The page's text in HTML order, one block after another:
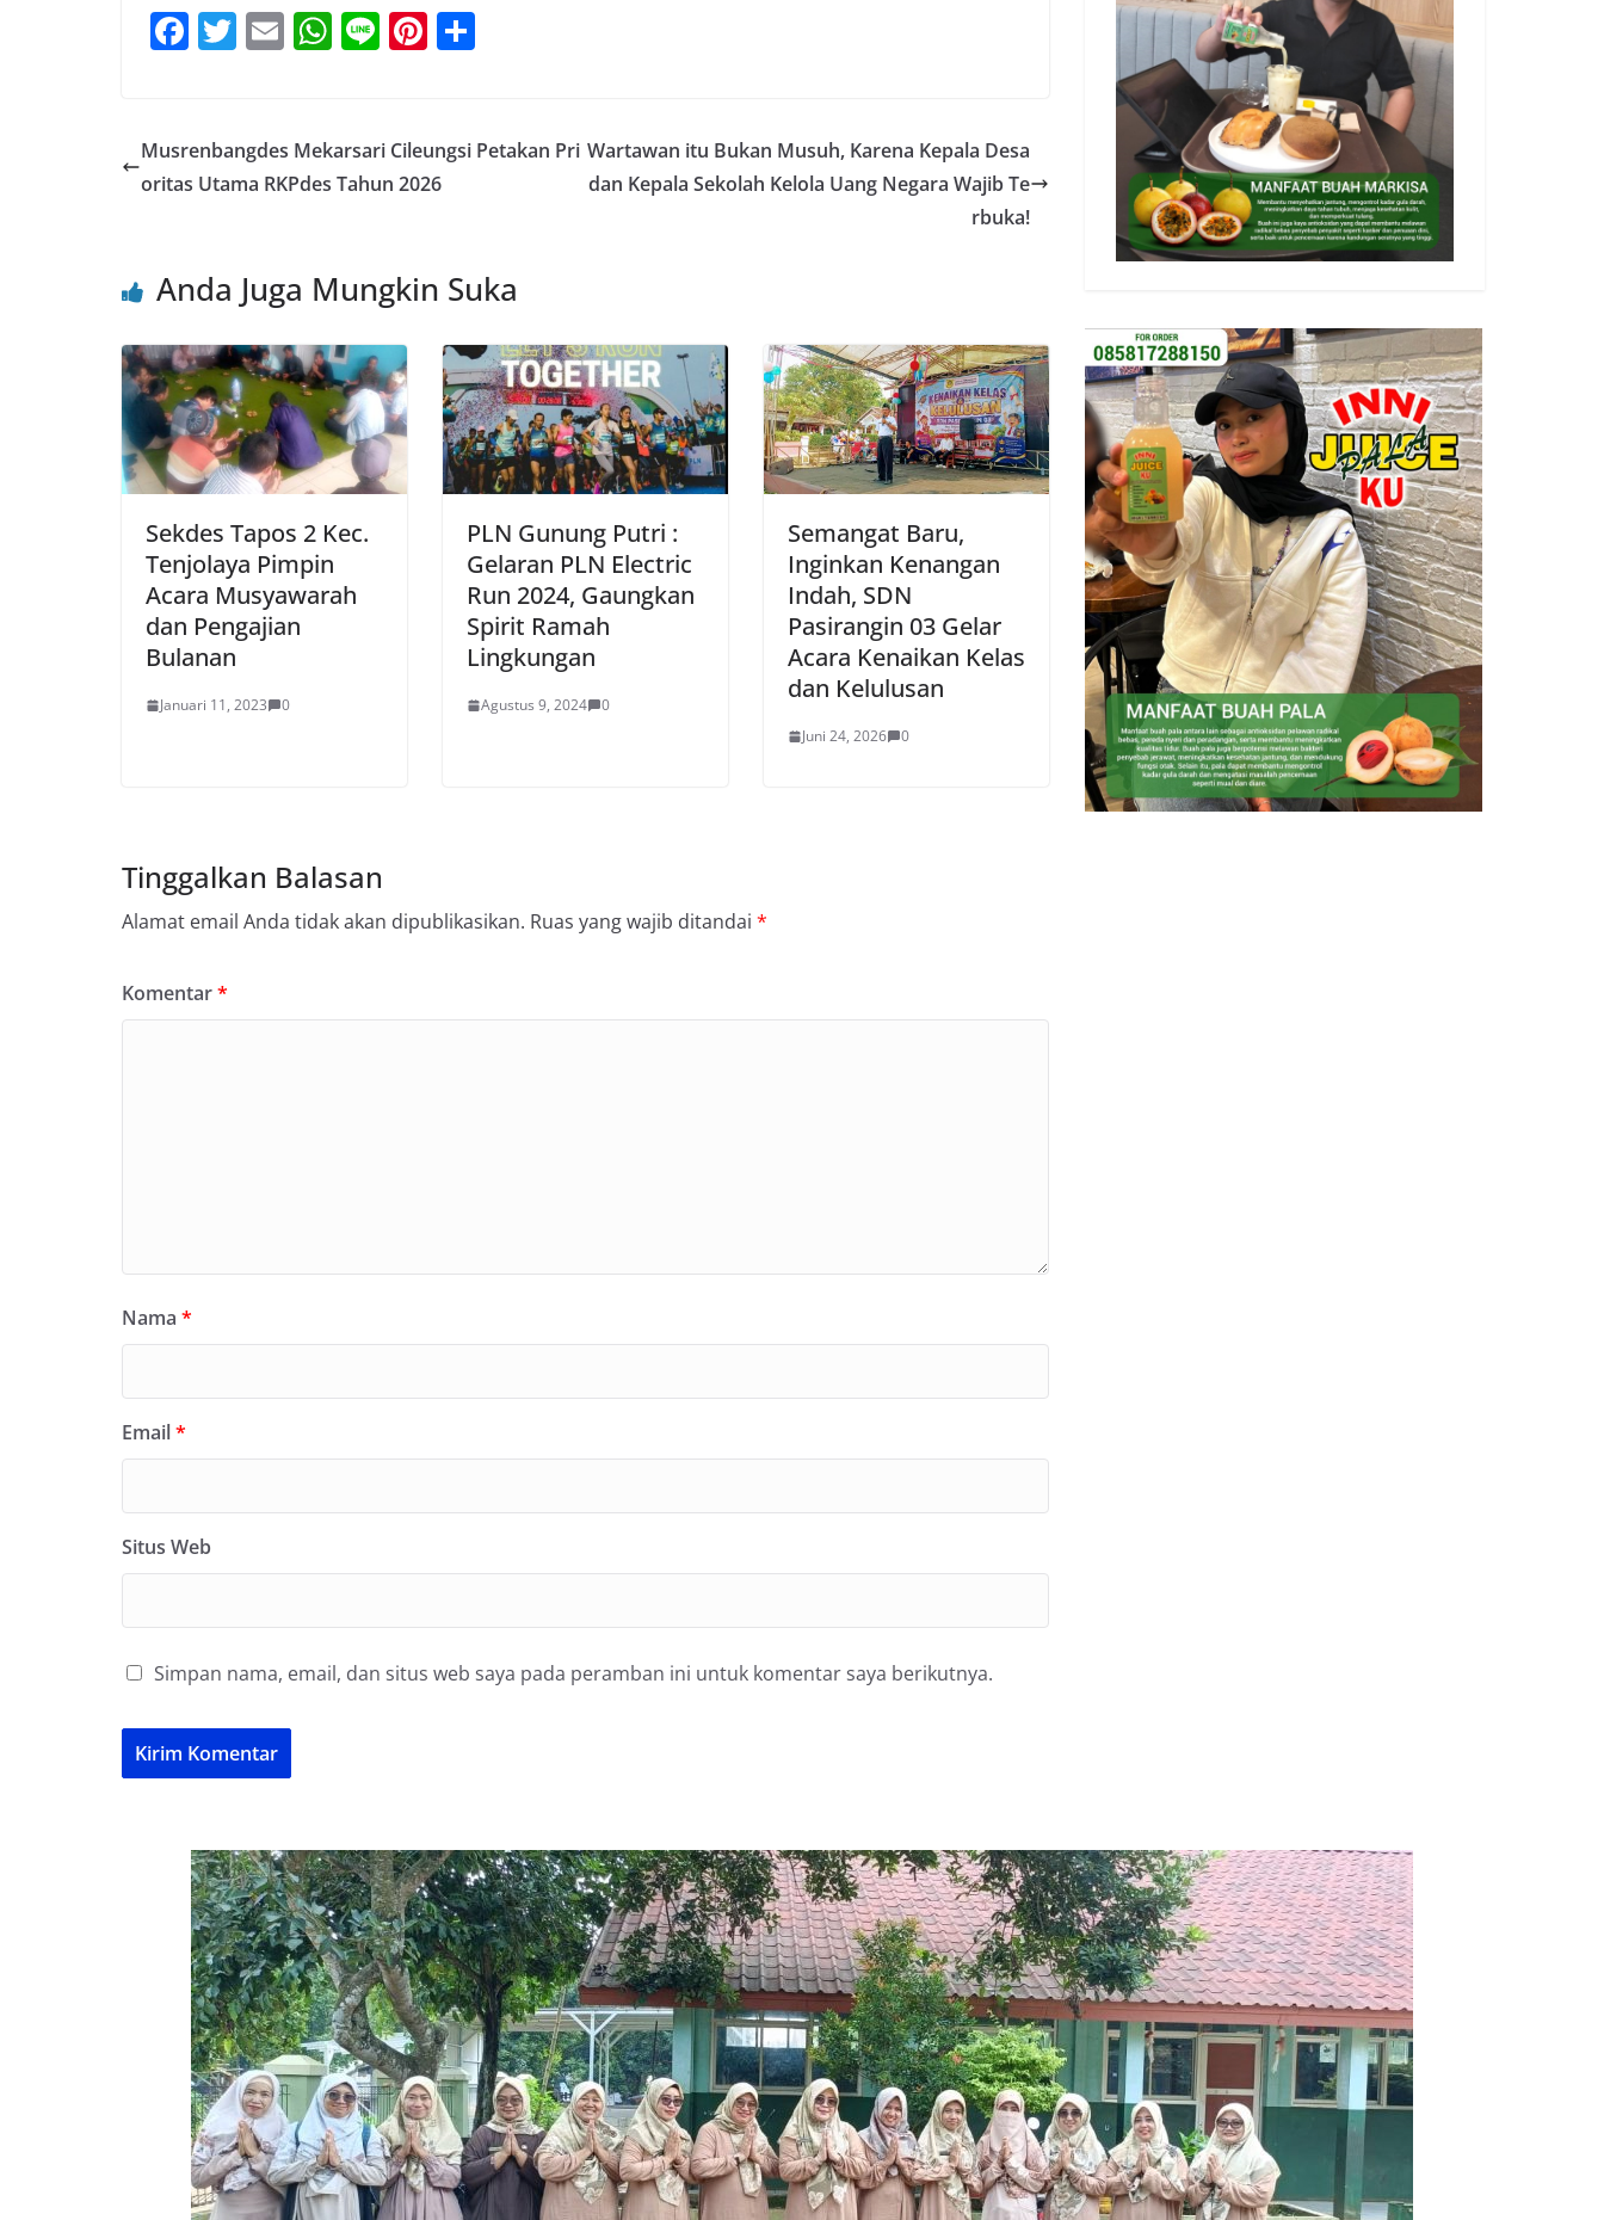
F
e
b
k
T
er
E
l
W
s
A
Li Pi
e
st
e
Musrenbangdes Mekarsari Cileungsi Petakan Pri
oritas Utama RKPdes Tahun 2026
Wartawan itu Bukan Musuh, Karena Kepala Desa
dan Kepala Sekolah Kelola Uang Negara Wajib Te
rbuka!
Anda Juga Mungkin Suka
Sekdes Tapos 2 Kec.
Tenjolaya Pimpin
Acara Musyawarah
dan Pengajian
Bulanan
Januari 11, 2023 0
PLN Gunung Putri :
Gelaran PLN Electric
Run 2024, Gaungkan
Spirit Ramah
Lingkungan
Agustus 9, 2024 0
Semangat Baru,
Inginkan Kenangan
Indah, SDN
Pasirangin 03 Gelar
Acara Kenaikan Kelas
dan Kelulusan
Juni 24, 2026 0
Tinggalkan Balasan
Alamat email Anda tidak akan dipublikasikan. Ruas yang wajib ditandai *
Komentar*
Nama *
Email*
Situs Web
Simpan nama, email, dan situs web saya pada peramban ini untuk komentar saya berikutnya.